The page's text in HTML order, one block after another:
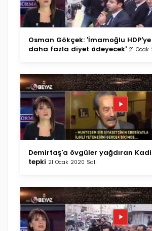
Osman Gökçek: 'İmamoğlu
daha fazla diyet ödeyecek' 21 Ocak
Demirtaş'a övgüler yağdıran
tepki 21 Ocak 2020 Salı